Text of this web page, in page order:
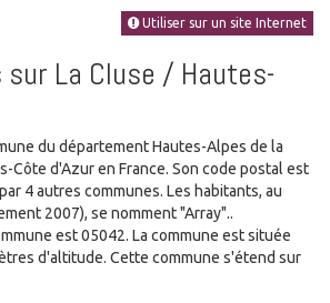
Utiliser sur un site Internet
La Cluse / Hautes-
du département Hautes-Alpes de la
Côte d'Azur en France. Son code postal est
4 autres communes. Les habitants, au
2007), se nomment "Array"..
est 05042. La commune est située
d'altitude. Cette commune s'étend sur